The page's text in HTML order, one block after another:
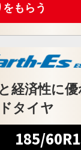
もらう
経済性に
タイヤ
185/